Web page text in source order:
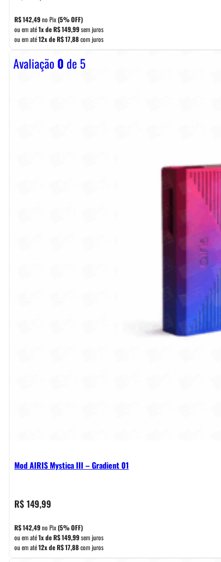
R$142,49no Pix(5% OFF)
ou em até1x deR$149,99sem juros
ou em até12x deR$17,88com juros
Avaliação0 de 5
Mod AIRIS Mystica III – Gradient 01
R$149,99
R$142,49no Pix(5% OFF)
ou em até1x deR$149,99sem juros
ou em até12x deR$17,88com juros